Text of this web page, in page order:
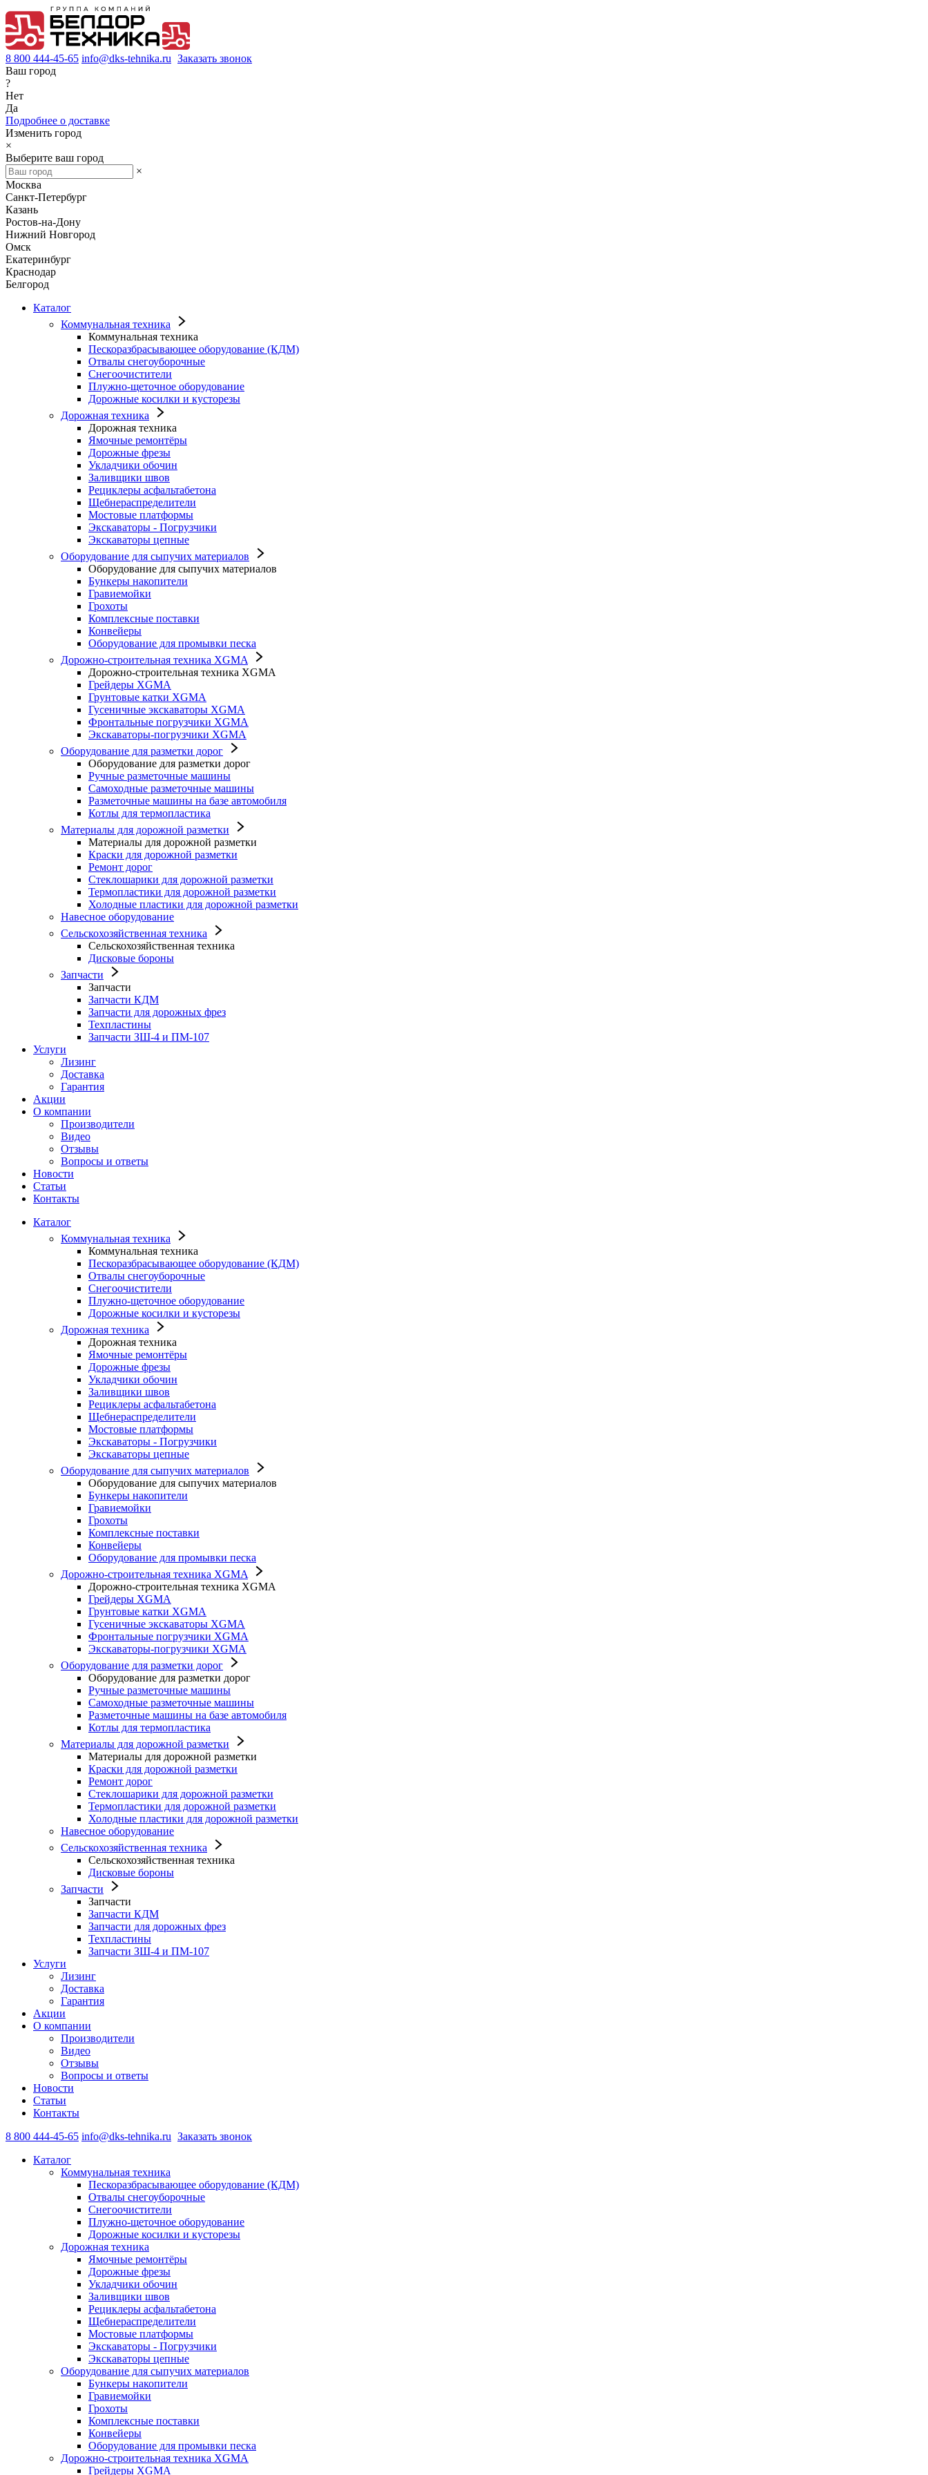
8 800 444-45-65 info@dks-tehnika.ru Заказать звонок
Ваш город
?
Нет
Да
Подробнее о доставке
Изменить город
×
Выберите ваш город
×
Москва
Санкт-Петербург
Казань
Ростов-на-Дону
Нижний Новгород
Омск
Екатеринбург
Краснодар
Белгород
Каталог
Коммунальная техника
Коммунальная техника
Пескоразбрасывающее оборудование (КДМ)
Отвалы снегоуборочные
Снегоочистители
Плужно-щеточное оборудование
Дорожные косилки и кусторезы
Дорожная техника
Дорожная техника
Ямочные ремонтёры
Дорожные фрезы
Укладчики обочин
Заливщики швов
Рециклеры асфальтабетона
Щебнераспределители
Мостовые платформы
Экскаваторы - Погрузчики
Экскаваторы цепные
Оборудование для сыпучих материалов
Оборудование для сыпучих материалов
Бункеры накопители
Гравиемойки
Грохоты
Комплексные поставки
Конвейеры
Оборудование для промывки песка
Дорожно-строительная техника XGMA
Дорожно-строительная техника XGMA
Грейдеры XGMA
Грунтовые катки XGMA
Гусеничные экскаваторы XGMA
Фронтальные погрузчики XGMA
Экскаваторы-погрузчики XGMA
Оборудование для разметки дорог
Оборудование для разметки дорог
Ручные разметочные машины
Самоходные разметочные машины
Разметочные машины на базе автомобиля
Котлы для термопластика
Материалы для дорожной разметки
Материалы для дорожной разметки
Краски для дорожной разметки
Ремонт дорог
Стеклошарики для дорожной разметки
Термопластики для дорожной разметки
Холодные пластики для дорожной разметки
Навесное оборудование
Сельскохозяйственная техника
Сельскохозяйственная техника
Дисковые бороны
Запчасти
Запчасти
Запчасти КДМ
Запчасти для дорожных фрез
Техпластины
Запчасти ЗШ-4 и ПМ-107
Услуги
Лизинг
Доставка
Гарантия
Акции
О компании
Производители
Видео
Отзывы
Вопросы и ответы
Новости
Статьи
Контакты
Каталог
Коммунальная техника
Коммунальная техника
Пескоразбрасывающее оборудование (КДМ)
Отвалы снегоуборочные
Снегоочистители
Плужно-щеточное оборудование
Дорожные косилки и кусторезы
Дорожная техника
Дорожная техника
Ямочные ремонтёры
Дорожные фрезы
Укладчики обочин
Заливщики швов
Рециклеры асфальтабетона
Щебнераспределители
Мостовые платформы
Экскаваторы - Погрузчики
Экскаваторы цепные
Оборудование для сыпучих материалов
Оборудование для сыпучих материалов
Бункеры накопители
Гравиемойки
Грохоты
Комплексные поставки
Конвейеры
Оборудование для промывки песка
Дорожно-строительная техника XGMA
Дорожно-строительная техника XGMA
Грейдеры XGMA
Грунтовые катки XGMA
Гусеничные экскаваторы XGMA
Фронтальные погрузчики XGMA
Экскаваторы-погрузчики XGMA
Оборудование для разметки дорог
Оборудование для разметки дорог
Ручные разметочные машины
Самоходные разметочные машины
Разметочные машины на базе автомобиля
Котлы для термопластика
Материалы для дорожной разметки
Материалы для дорожной разметки
Краски для дорожной разметки
Ремонт дорог
Стеклошарики для дорожной разметки
Термопластики для дорожной разметки
Холодные пластики для дорожной разметки
Навесное оборудование
Сельскохозяйственная техника
Сельскохозяйственная техника
Дисковые бороны
Запчасти
Запчасти
Запчасти КДМ
Запчасти для дорожных фрез
Техпластины
Запчасти ЗШ-4 и ПМ-107
Услуги
Лизинг
Доставка
Гарантия
Акции
О компании
Производители
Видео
Отзывы
Вопросы и ответы
Новости
Статьи
Контакты
8 800 444-45-65 info@dks-tehnika.ru Заказать звонок
Каталог
Коммунальная техника
Пескоразбрасывающее оборудование (КДМ)
Отвалы снегоуборочные
Снегоочистители
Плужно-щеточное оборудование
Дорожные косилки и кусторезы
Дорожная техника
Ямочные ремонтёры
Дорожные фрезы
Укладчики обочин
Заливщики швов
Рециклеры асфальтабетона
Щебнераспределители
Мостовые платформы
Экскаваторы - Погрузчики
Экскаваторы цепные
Оборудование для сыпучих материалов
Бункеры накопители
Гравиемойки
Грохоты
Комплексные поставки
Конвейеры
Оборудование для промывки песка
Дорожно-строительная техника XGMA
Грейдеры XGMA